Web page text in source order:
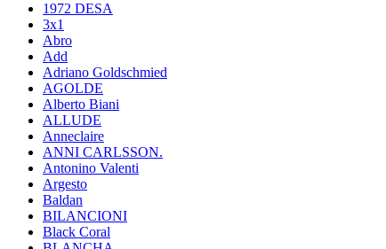
1972 DESA
3x1
Abro
Add
Adriano Goldschmied
AGOLDE
Alberto Biani
ALLUDE
Anneclaire
ANNI CARLSSON.
Antonino Valenti
Argesto
Baldan
BILANCIONI
Black Coral